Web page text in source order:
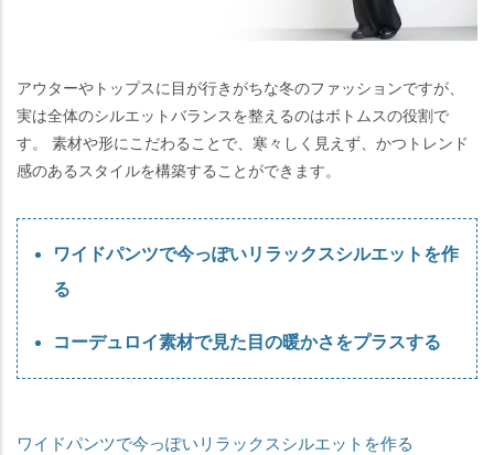
アウターやトップスに目が行きがちな冬のファッションですが、
実は全体のシルエットバランスを整えるのはボトムスの役割で
す。 素材や形にこだわることで、寒々しく見えず、かつトレンド
感のあるスタイルを構築することができます。
ワイドパンツで今っぽいリラックスシルエットを作
る
コーデュロイ素材で見た目の暖かさをプラスする
ワイドパンツで今っぽいリラックスシルエットを作る